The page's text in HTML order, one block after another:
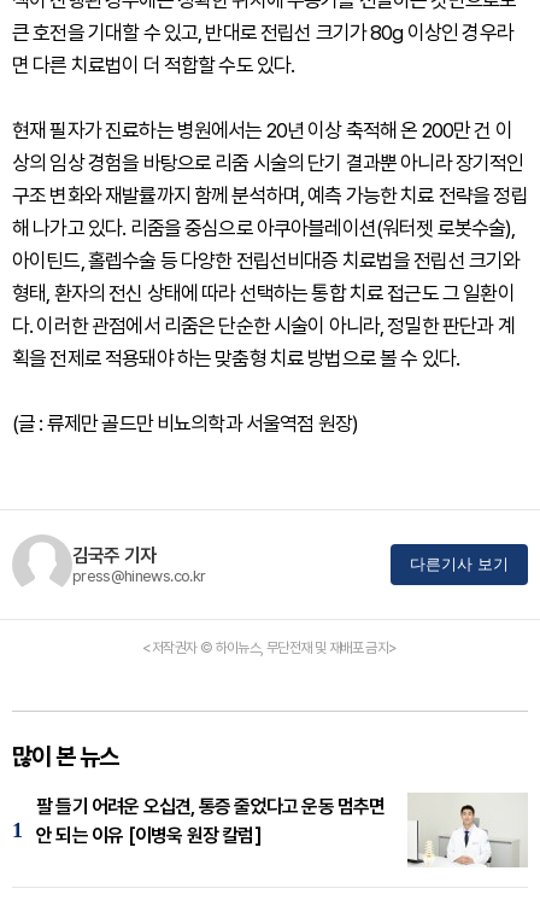
큰 호전을 기대할 수 있고, 반대로 전립선 크기가 80g 이상인 경우라
면 다른 치료법이 더 적합할 수도 있다.
현재 필자가 진료하는 병원에서는 20년 이상 축적해 온 200만 건 이
상의 임상 경험을 바탕으로 리줌 시술의 단기 결과뿐 아니라 장기적인
구조 변화와 재발률까지 함께 분석하며, 예측 가능한 치료 전략을 정립
해 나가고 있다. 리줌을 중심으로 아쿠아블레이션(워터젯 로봇수술),
아이틴드, 홀렙수술 등 다양한 전립선비대증 치료법을 전립선 크기와
형태, 환자의 전신 상태에 따라 선택하는 통합 치료 접근도 그 일환이
다. 이러한 관점에서 리줌은 단순한 시술이 아니라, 정밀한 판단과 계
획을 전제로 적용돼야 하는 맞춤형 치료 방법으로 볼 수 있다.
(글 : 류제만 골드만 비뇨의학과 서울역점 원장)
김국주 기자
press@hinews.co.kr
다른기사 보기
<저작권자 © 하이뉴스, 무단전재 및 재배포 금지>
많이 본 뉴스
1
팔 들기 어려운 오십견, 통증 줄었다고 운동 멈추면
안 되는 이유 [이병욱 원장 칼럼]